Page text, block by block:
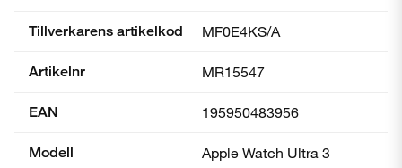
Tillverkarens artikelkod MF0E4KS/A
Artikelnr MR15547
EAN 195950483956
Modell Apple Watch Ultra 3